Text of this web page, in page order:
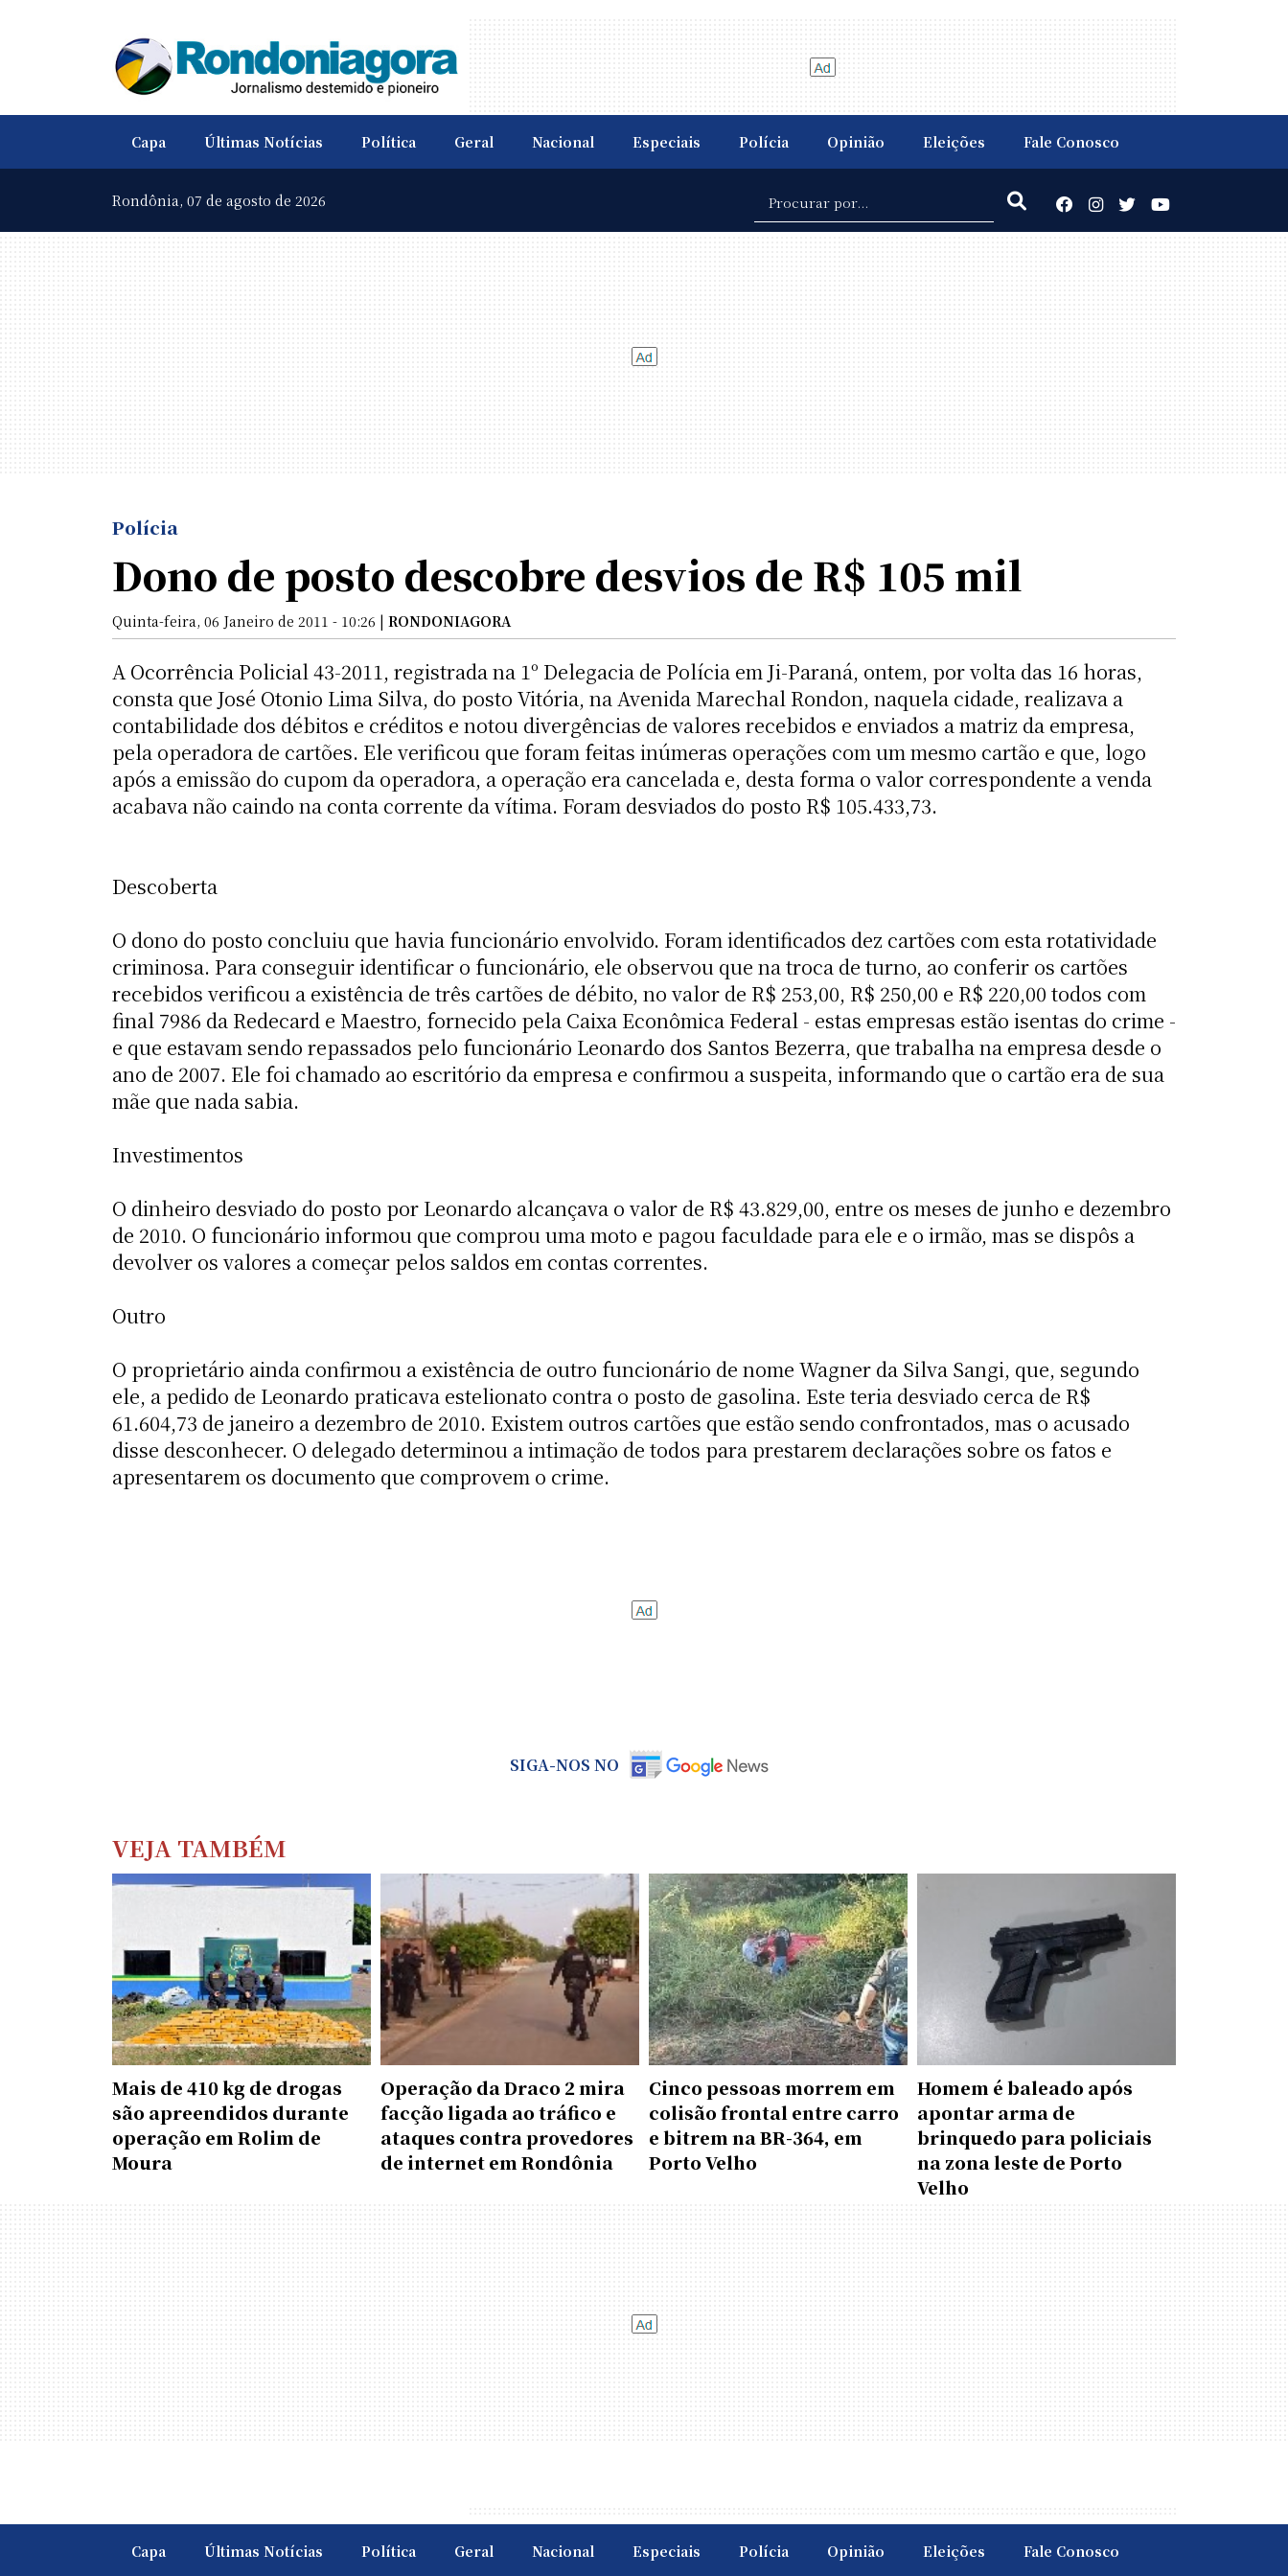
Capa Últimas Notícias Política Geral Nacional Especiais Polícia Opinião Eleições Fale Conosco
Rondônia, 07 de agosto de 2026
Polícia
Dono de posto descobre desvios de R$ 105 mil
Quinta-feira, 06 Janeiro de 2011 - 10:26 | RONDONIAGORA
A Ocorrência Policial 43-2011, registrada na 1º Delegacia de Polícia em Ji-Paraná, ontem, por volta das 16 horas,
consta que José Otonio Lima Silva, do posto Vitória, na Avenida Marechal Rondon, naquela cidade, realizava a
contabilidade dos débitos e créditos e notou divergências de valores recebidos e enviados a matriz da empresa,
pela operadora de cartões. Ele verificou que foram feitas inúmeras operações com um mesmo cartão e que, logo
após a emissão do cupom da operadora, a operação era cancelada e, desta forma o valor correspondente a venda
acabava não caindo na conta corrente da vítima. Foram desviados do posto R$ 105.433,73.
Descoberta
O dono do posto concluiu que havia funcionário envolvido. Foram identificados dez cartões com esta rotatividade
criminosa. Para conseguir identificar o funcionário, ele observou que na troca de turno, ao conferir os cartões
recebidos verificou a existência de três cartões de débito, no valor de R$ 253,00, R$ 250,00 e R$ 220,00 todos com
final 7986 da Redecard e Maestro, fornecido pela Caixa Econômica Federal - estas empresas estão isentas do crime -
e que estavam sendo repassados pelo funcionário Leonardo dos Santos Bezerra, que trabalha na empresa desde o
ano de 2007. Ele foi chamado ao escritório da empresa e confirmou a suspeita, informando que o cartão era de sua
mãe que nada sabia.
Investimentos
O dinheiro desviado do posto por Leonardo alcançava o valor de R$ 43.829,00, entre os meses de junho e dezembro
de 2010. O funcionário informou que comprou uma moto e pagou faculdade para ele e o irmão, mas se dispôs a
devolver os valores a começar pelos saldos em contas correntes.
Outro
O proprietário ainda confirmou a existência de outro funcionário de nome Wagner da Silva Sangi, que, segundo
ele, a pedido de Leonardo praticava estelionato contra o posto de gasolina. Este teria desviado cerca de R$
61.604,73 de janeiro a dezembro de 2010. Existem outros cartões que estão sendo confrontados, mas o acusado
disse desconhecer. O delegado determinou a intimação de todos para prestarem declarações sobre os fatos e
apresentarem os documento que comprovem o crime.
SIGA-NOS NO
VEJA TAMBÉM
Mais de 410 kg de drogas
são apreendidos durante
operação em Rolim de
Moura
Operação da Draco 2 mira
facção ligada ao tráfico e
ataques contra provedores
de internet em Rondônia
Cinco pessoas morrem em
colisão frontal entre carro
e bitrem na BR-364, em
Porto Velho
Homem é baleado após
apontar arma de
brinquedo para policiais
na zona leste de Porto
Velho
Capa Últimas Notícias Política Geral Nacional Especiais Polícia Opinião Eleições Fale Conosco